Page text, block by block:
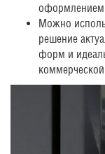
оформлением
Можно
решение
форм и